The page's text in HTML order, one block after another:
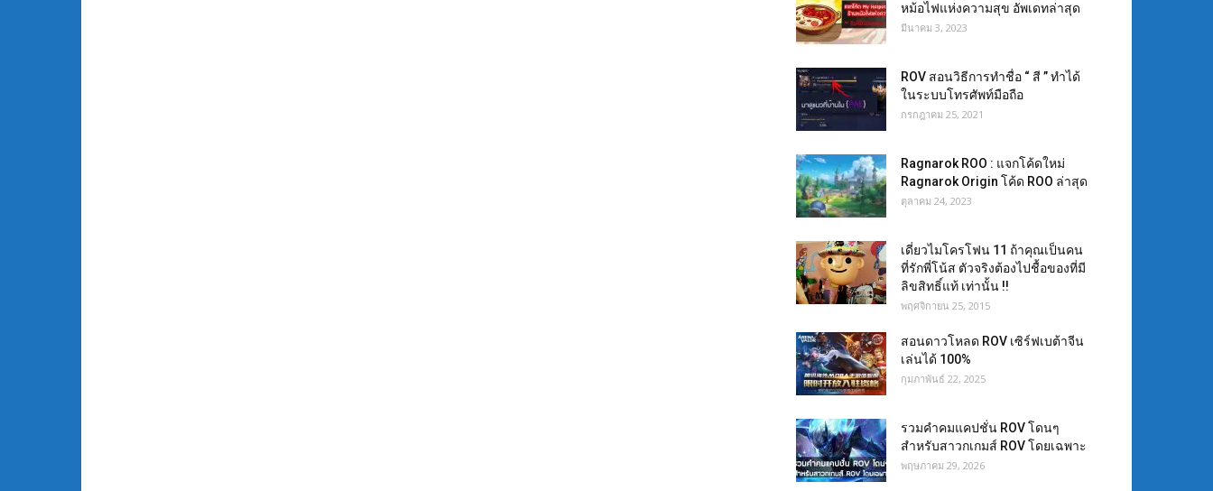
หม้อไฟแห่งความสุข อัพเดทล่าสุด
มีนาคม 3, 2023
ROV สอนวิธีการทำชื่อ “ สี ” ทำได้
ในระบบโทรศัพท์มือถือ
กรกฎาคม 25, 2021
Ragnarok ROO : แจกโค้ดใหม่
Ragnarok Origin โค้ด ROO ล่าสุด
ตุลาคม 24, 2023
เดี่ยวไมโครโฟน 11 ถ้าคุณเป็นคน
ที่รักพี่โน้ส ตัวจริงต้องไปชื้อของที่มี
ลิขสิทธิ์แท้ เท่านั้น !!
พฤศจิกายน 25, 2015
สอนดาวโหลด ROV เซิร์ฟเบต้าจีน
เล่นได้ 100%
กุมภาพันธ์ 22, 2025
รวมคำคมแคปชั่น ROV โดนๆ
สำหรับสาวกเกมส์ ROV โดยเฉพาะ
พฤษภาคม 29, 2026